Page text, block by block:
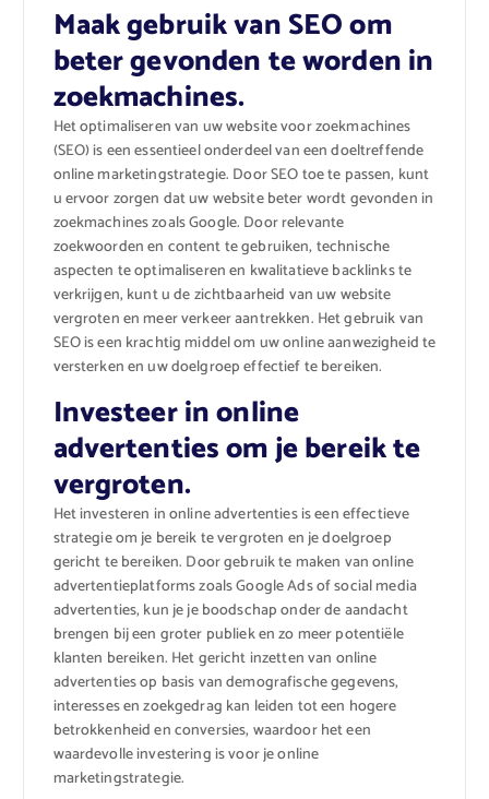
Maak gebruik van SEO om
beter gevonden te worden in
zoekmachines.
Het optimaliseren van uw website voor zoekmachines
(SEO) is een essentieel onderdeel van een doeltreffende
online marketingstrategie. Door SEO toe te passen, kunt
u ervoor zorgen dat uw website beter wordt gevonden in
zoekmachines zoals Google. Door relevante
zoekwoorden en content te gebruiken, technische
aspecten te optimaliseren en kwalitatieve backlinks te
verkrijgen, kunt u de zichtbaarheid van uw website
vergroten en meer verkeer aantrekken. Het gebruik van
SEO is een krachtig middel om uw online aanwezigheid te
versterken en uw doelgroep effectief te bereiken.
Investeer in online
advertenties om je bereik te
vergroten.
Het investeren in online advertenties is een effectieve
strategie om je bereik te vergroten en je doelgroep
gericht te bereiken. Door gebruik te maken van online
advertentieplatforms zoals Google Ads of social media
advertenties, kun je je boodschap onder de aandacht
brengen bij een groter publiek en zo meer potentiële
klanten bereiken. Het gericht inzetten van online
advertenties op basis van demografische gegevens,
interesses en zoekgedrag kan leiden tot een hogere
betrokkenheid en conversies, waardoor het een
waardevolle investering is voor je online
marketingstrategie.